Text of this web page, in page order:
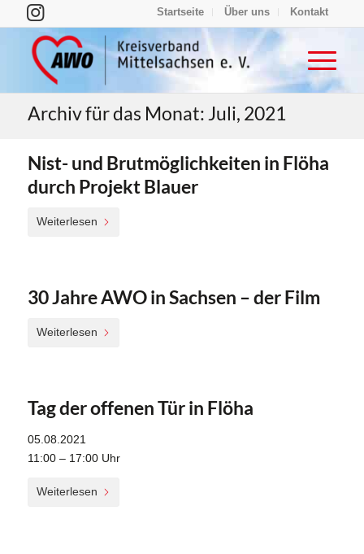
Startseite Über uns Kontakt
Archiv für das Monat: Juli, 2021
Nist- und Brutmöglichkeiten in Flöha
durch Projekt Blauer
Weiterlesen
30 Jahre AWO in Sachsen – der Film
Weiterlesen
Tag der offenen Tür in Flöha
05.08.2021
11:00 – 17:00 Uhr
Weiterlesen